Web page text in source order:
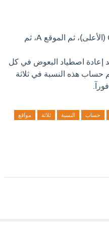
بناءً على ذلك، يكون الترتيب الصحيح لمعدل التكاثر هو: الموقع C (الأعلى)، ثم الموقع A، ثم
إعادة اصطياد البعوض في كل
هذه النسبة في ثلاثة
حساب النسبة ثلاثة
مواقع